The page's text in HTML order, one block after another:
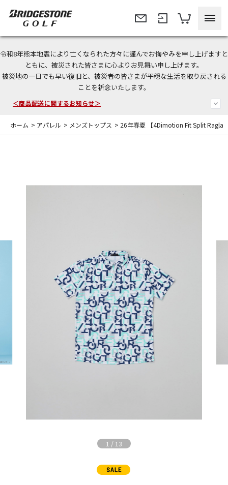
令和8年熊本地震により亡くなられた方々に謹んでお悔やみを申し上げますと
ともに、被災された皆さまに心よりお見舞い申し上げます。
被災地の一日でも早い復旧と、被災者の皆さまが平穏な生活を取り戻される
ことを祈念いたします。
＜夏季休暇中のご注文・発送・お問い合わせ＞
今なら新規会員登録で1,000円OFFクーポンプレゼント！
＜商品配送に関するお知らせ＞
ホーム > アパレル > メンズトップス > 26年春夏 【4Dimotion Fit Split Raglan
1 / 13